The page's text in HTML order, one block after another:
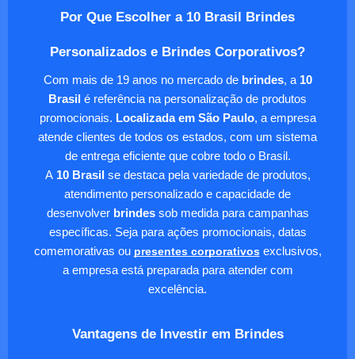
Por Que Escolher a 10 Brasil Brindes
Personalizados e Brindes Corporativos?
Com mais de 19 anos no mercado de brindes, a 10
Brasil é referência na personalização de produtos
promocionais. Localizada em São Paulo, a empresa
atende clientes de todos os estados, com um sistema
de entrega eficiente que cobre todo o Brasil.
A10 Brasil se destaca pela variedade de produtos,
atendimento personalizado e capacidade de
desenvolver brindessob medida para campanhas
específicas. Seja para ações promocionais, datas
comemorativas ou presentes corporativosexclusivos,
a empresa está preparada para atender com
excelência.
Vantagens de Investir em Brindes